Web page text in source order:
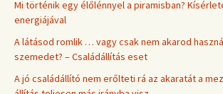
Mi történik egy élőlénnyel a piramisban?
energiájával
A látásod romlik … vagy csak nem akarod
szemedet? – Családállítás eset
A jó családállító nem erőlteti rá az akaratát a